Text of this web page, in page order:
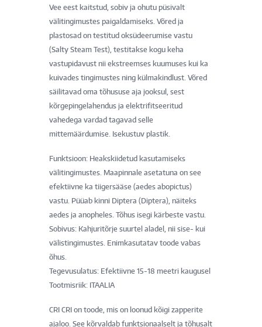
Vee eest kaitstud, sobiv ja ohutu püsivalt
välitingimustes paigaldamiseks. Võred ja
plastosad on testitud oksüdeerumise vastu
(Salty Steam Test), testitakse kogu keha
vastupidavust nii ekstreemses kuumuses kui ka
kuivades tingimustes ning külmakindlust. Võred
säilitavad oma tõhususe aja jooksul, sest
kõrgepingelahendus ja elektrifitseeritud
vahedega vardad tagavad selle
mittemäärdumise. Isekustuv plastik.
Funktsioon: Heakskiidetud kasutamiseks
välitingimustes. Maapinnale asetatuna on see
efektiivne ka tiigersääse (aedes abopictus)
vastu. Püüab kinni Diptera (Diptera), näiteks
aedes ja anopheles. Tõhus isegi kärbeste vastu.
Sobivus: Kahjuritõrje suurtel aladel, nii sise- kui
välistingimustes. Enimkasutatav toode vabas
õhus.
Tegevusulatus: Efektiivne 15-18 meetri kaugusel
Tootmisriik: ITAALIA
CRI CRI on toode, mis on loonud kõigi zapperite
ajaloo. See kõrvaldab funktsionaalselt ja tõhusalt